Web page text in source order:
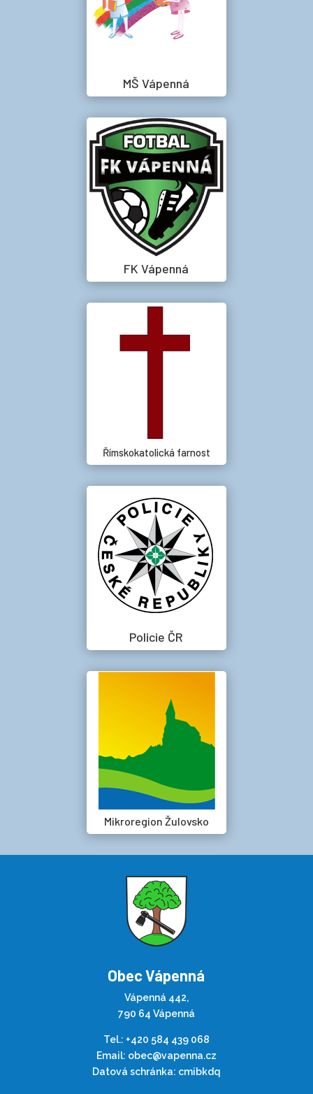
MŠ Vápenná
FK Vápenná
Římskokatolická farnost
Policie ČR
Mikroregion Žulovsko
Obec Vápenná
Vápenná 442,
790 64 Vápenná
Tel.: +420 584 439 068
Email: obec@vapenna.cz
Datová schránka: cmibkdq